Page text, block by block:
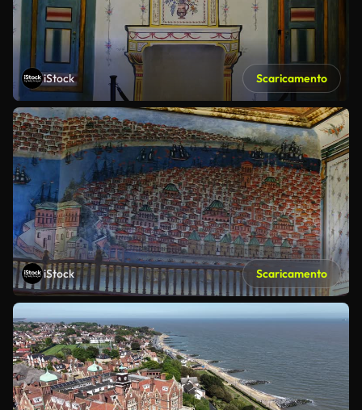
iStock Scaricamento
iStock Scaricamento